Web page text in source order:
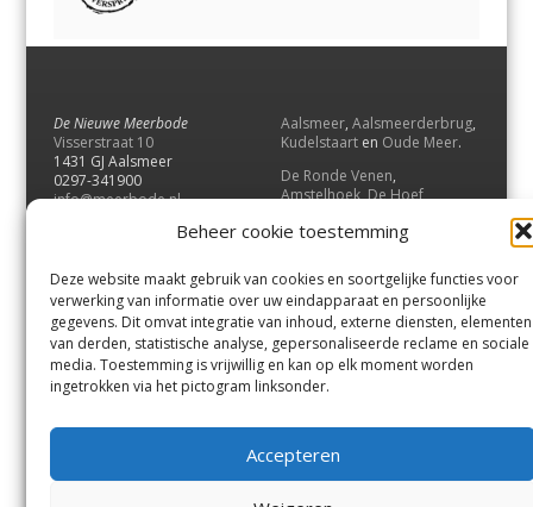
Beheer cookie toestemming
Deze website maakt gebruik van cookies en soortgelijke functies voor
verwerking van informatie over uw eindapparaat en persoonlijke
gegevens. Dit omvat integratie van inhoud, externe diensten, elementen
van derden, statistische analyse, gepersonaliseerde reclame en sociale
media. Toestemming is vrijwillig en kan op elk moment worden
ingetrokken via het pictogram linksonder.
Accepteren
De Nieuwe Meerbode
Visserstraat 10
1431 GJ Aalsmeer
0297-341900
info@meerbode.nl
Aalsmeer, Aalsmeerderbrug,
Kudelstaart en Oude Meer.
De Ronde Venen,
Amstelhoek,De Hoef,
Vrouwenakker,Waverveen
UithoornenDe Kwakel.
Contact
Andere uitgaven
Bezorgklacht
Vacatures
Voorwaarden
Privacyverklaring